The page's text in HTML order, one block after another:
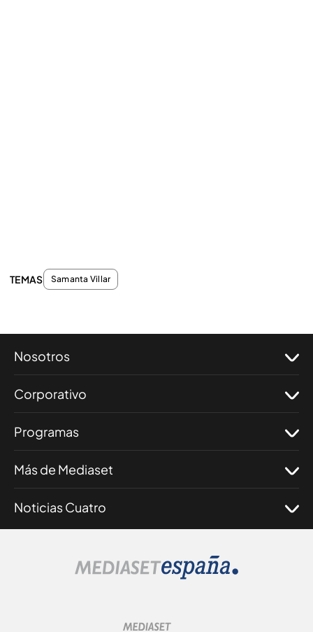
TEMAS Samanta Villar
Nosotros
Corporativo
Programas
Más de Mediaset
Noticias Cuatro